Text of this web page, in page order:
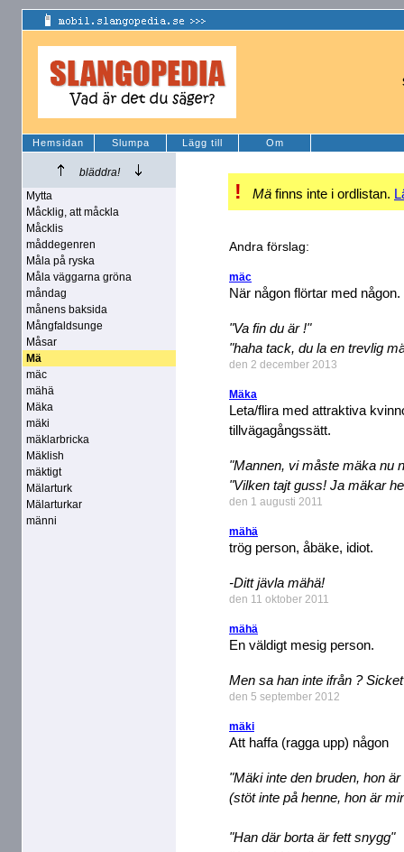
Hemsidan Slumpa Lägg till Om
bläddra!
Mytta
Måcklig, att måckla
Måcklis
måddegenren
Måla på ryska
Måla väggarna gröna
måndag
månens baksida
Mångfaldsunge
Måsar
Mä
mäc
mähä
Mäka
mäki
mäklarbricka
Mäklish
mäktigt
Mälarturk
Mälarturkar
männi
! Mä finns inte i ordlistan.
Andra förslag:
mäc
När någon flörtar med någon.
"Va fin du är !"
"haha tack, du la en trevlig
den 2 december 2013
Mäka
Leta/flira med attraktiva
tillvägagångssätt.
"Mannen, vi måste mäka nu
"Vilken tajt guss! Ja mäkar
den 1 augusti 2011
mähä
trög person, åbäke, idiot.
-Ditt jävla mähä!
den 11 oktober 2011
mähä
En väldigt mesig person.
Men sa han inte ifrån ?
den 5 september 2012
mäki
Att haffa (ragga upp) någon
"Mäki inte den bruden, hon är
(stöt inte på henne, hon är
"Han där borta är fett snygg"